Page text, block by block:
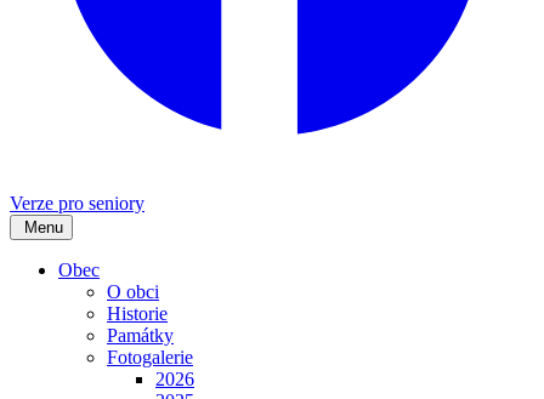
Verze pro seniory
Menu
Obec
O obci
Historie
Památky
Fotogalerie
2026